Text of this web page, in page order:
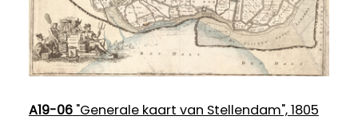
A19-06"Generale kaart van Stellendam", 1805